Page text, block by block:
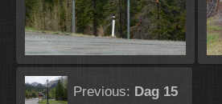
Previous: Dag 15